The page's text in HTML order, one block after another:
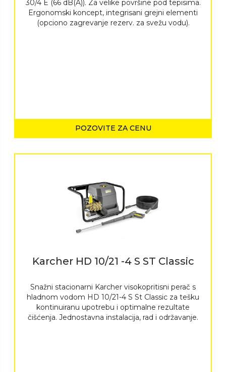
30/4 E (66 dB(A)). Za velike površine pod tepisima.
Ergonomski koncept, integrisani grejni elementi
(opciono zagrevanje rezerv. za svežu vodu).
POZOVITE ZA CENU
Karcher HD 10/21 -4 S ST Classic
Snažni stacionarni Karcher visokopritisni perač s
hladnom vodom HD 10/21-4 S St Classic za tešku
kontinuiranu upotrebu i optimalne rezultate
čišćenja. Jednostavna instalacija, rad i održavanje.